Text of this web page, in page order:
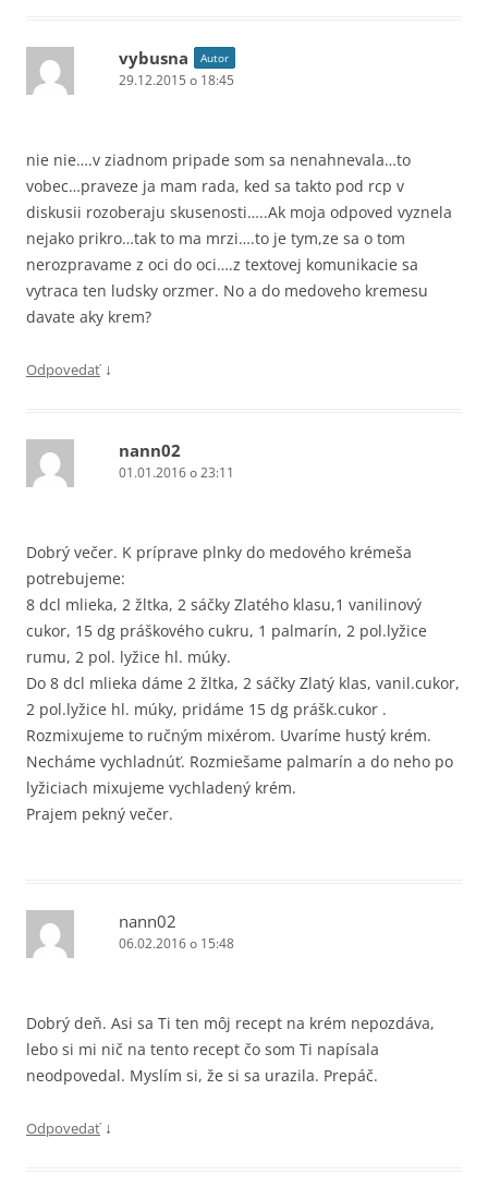
vybusna Autor
29.12.2015 o 18:45
nie nie….v ziadnom pripade som sa nenahnevala…to
vobec…praveze ja mam rada, ked sa takto pod rcp v
diskusii rozoberaju skusenosti…..Ak moja odpoved vyznela
nejako prikro…tak to ma mrzi….to je tym,ze sa o tom
nerozpravame z oci do oci….z textovej komunikacie sa
vytraca ten ludsky orzmer. No a do medoveho kremesu
davate aky krem?
Odpovedať ↓
nann02
01.01.2016 o 23:11
Dobrý večer. K príprave plnky do medového krémeša
potrebujeme:
8 dcl mlieka, 2 žltka, 2 sáčky Zlatého klasu,1 vanilinový
cukor, 15 dg práškového cukru, 1 palmarín, 2 pol.lyžice
rumu, 2 pol. lyžice hl. múky.
Do 8 dcl mlieka dáme 2 žltka, 2 sáčky Zlatý klas, vanil.cukor,
2 pol.lyžice hl. múky, pridáme 15 dg prášk.cukor .
Rozmixujeme to ručným mixérom. Uvaríme hustý krém.
Necháme vychladnúť. Rozmiešame palmarín a do neho po
lyžiciach mixujeme vychladený krém.
Prajem pekný večer.
nann02
06.02.2016 o 15:48
Dobrý deň. Asi sa Ti ten môj recept na krém nepozdáva,
lebo si mi nič na tento recept čo som Ti napísala
neodpovedal. Myslím si, že si sa urazila. Prepáč.
Odpovedať ↓